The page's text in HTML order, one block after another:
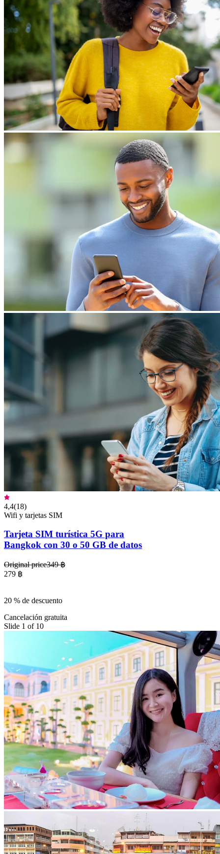
4,4(18)
Wifi y tarjetas SIM
Tarjeta SIM turística 5G para
Bangkok con 30 o 50 GB de datos
Original price349 ฿
279 ฿
20 % de descuento
Cancelación gratuita
Slide 1 of 10